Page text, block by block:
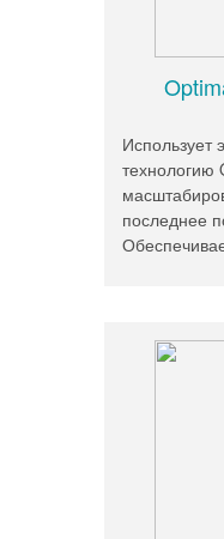
Использует
технологию
последнее